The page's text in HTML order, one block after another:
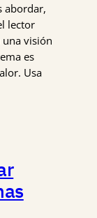
abordar,
lector
visión
es
Usa